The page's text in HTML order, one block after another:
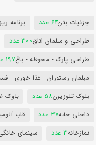
جزئیات بتن64 عدد برنامه
طراحی و مبلمان اتاق300 عدد
طراحی پارک - محوطه - باغ197 عدد
مبلمان رستوران - غذا خوری -
بلوک تلوزیون58 عدد بلوک
داخلی خانه37 عدد قاب
نمازخانه3 عدد سینمای